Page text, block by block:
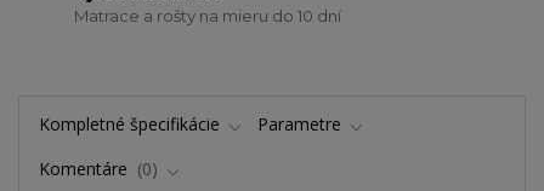
Matrace a rošty na mieru do 10 dní
Kompletné špecifikácie
Parametre
Komentáre
0